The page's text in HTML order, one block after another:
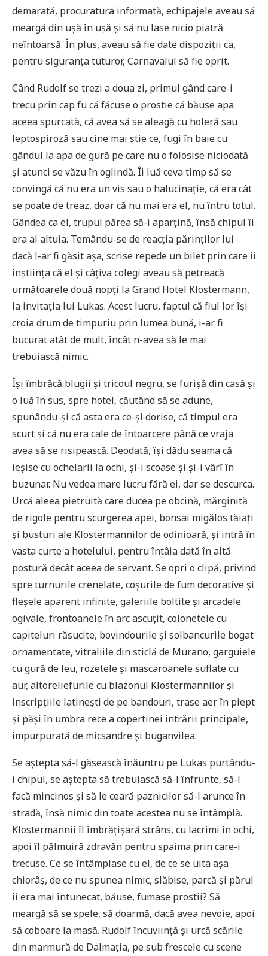
demarată, procuratura informată, echipajele aveau să
meargă din ușă în ușă și să nu lase nicio piatră
neîntoarsă. În plus, aveau să fie date dispoziții ca,
pentru siguranța tuturor, Carnavalul să fie oprit.
Când Rudolf se trezi a doua zi, primul gând care-i
trecu prin cap fu că făcuse o prostie că băuse apa
aceea spurcată, că avea să se aleagă cu holeră sau
leptospiroză sau cine mai știe ce, fugi în baie cu
gândul la apa de gură pe care nu o folosise niciodată
și atunci se văzu în oglindă. Îi luă ceva timp să se
convingă că nu era un vis sau o halucinație, că era cât
se poate de treaz, doar că nu mai era el, nu întru totul.
Gândea ca el, trupul părea să-i aparțină, însă chipul îi
era al altuia. Temându-se de reacția părinților lui
dacă l-ar fi găsit așa, scrise repede un bilet prin care îi
înștiința că el și câțiva colegi aveau să petreacă
următoarele două nopți la Grand Hotel Klostermann,
la invitația lui Lukas. Acest lucru, faptul că fiul lor își
croia drum de timpuriu prin lumea bună, i-ar fi
bucurat atât de mult, încât n-avea să le mai
trebuiască nimic.
Își îmbrăcă blugii și tricoul negru, se furișă din casă și
o luă în sus, spre hotel, căutând să se adune,
spunându-și că asta era ce-și dorise, că timpul era
scurt și că nu era cale de întoarcere până ce vraja
avea să se risipească. Deodată, își dădu seama că
ieșise cu ochelarii la ochi, și-i scoase și și-i vârî în
buzunar. Nu vedea mare lucru fără ei, dar se descurca.
Urcă aleea pietruită care ducea pe obcină, mărginită
de rigole pentru scurgerea apei, bonsai migălos tăiați
și busturi ale Klostermannilor de odinioară, și intră în
vasta curte a hotelului, pentru întâia dată în altă
postură decât aceea de servant. Se opri o clipă, privind
spre turnurile crenelate, coșurile de fum decorative și
fleșele aparent infinite, galeriile boltite și arcadele
ogivale, frontoanele în arc ascuțit, colonetele cu
capiteluri răsucite, bovindourile și solbancurile bogat
ornamentate, vitraliile din sticlă de Murano, garguiele
cu gură de leu, rozetele și mascaroanele suflate cu
aur, altoreliefurile cu blazonul Klostermannilor și
inscripțiile latinești de pe bandouri, trase aer în piept
și păși în umbra rece a copertinei intrării principale,
împurpurată de micsandre și buganvilea.
Se aștepta să-l găsească înăuntru pe Lukas purtându-
i chipul, se aștepta să trebuiască să-l înfrunte, să-l
facă mincinos și să le ceară paznicilor să-l arunce în
stradă, însă nimic din toate acestea nu se întâmplă.
Klostermannii îl îmbrățișară strâns, cu lacrimi în ochi,
apoi îl pălmuiră zdravăn pentru spaima prin care-i
trecuse. Ce se întâmplase cu el, de ce se uita așa
chiorâș, de ce nu spunea nimic, slăbise, parcă și părul
îi era mai întunecat, băuse, fumase prostii? Să
meargă să se spele, să doarmă, dacă avea nevoie, apoi
să coboare la masă. Rudolf încuviință și urcă scările
din marmură de Dalmația, pe sub frescele cu scene